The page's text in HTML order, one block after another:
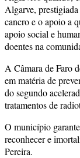
Algarve,
cancro e o apoio a
apoio social e
doentes na
A Câmara de Faro
em matéria de
do segundo
tratamentos de
O município
reconhecer e
Pereira.